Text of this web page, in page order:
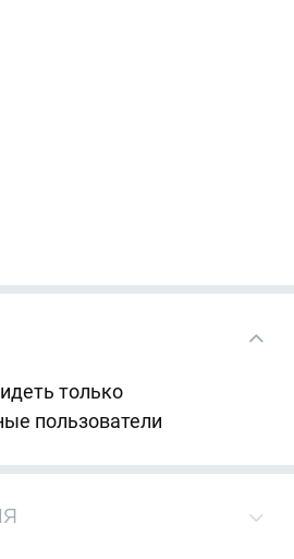
только
пользователи